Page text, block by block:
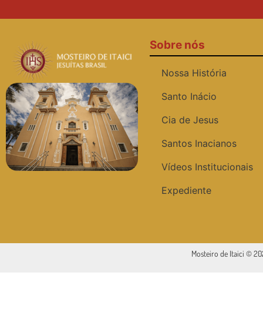
Sobre nós
Nossa História
Santo Inácio
Cia de Jesus
Santos Inacianos
Vídeos Institucionais
Expediente
Mosteiro de Itaici ©